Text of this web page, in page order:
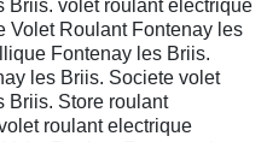
Briis. volet roulant electrique
Volet Roulant Fontenay les
Fontenay les Briis.
les Briis. Societe volet
Briis. Store roulant
roulant electrique